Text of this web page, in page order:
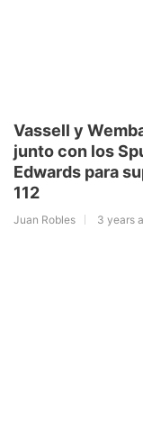
Vassell y
junto con los
Edwards para
112
Juan Robles 3 years